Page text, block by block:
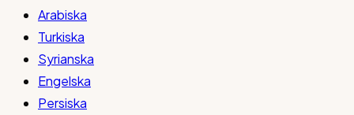
Arabiska
Turkiska
Syrianska
Engelska
Persiska